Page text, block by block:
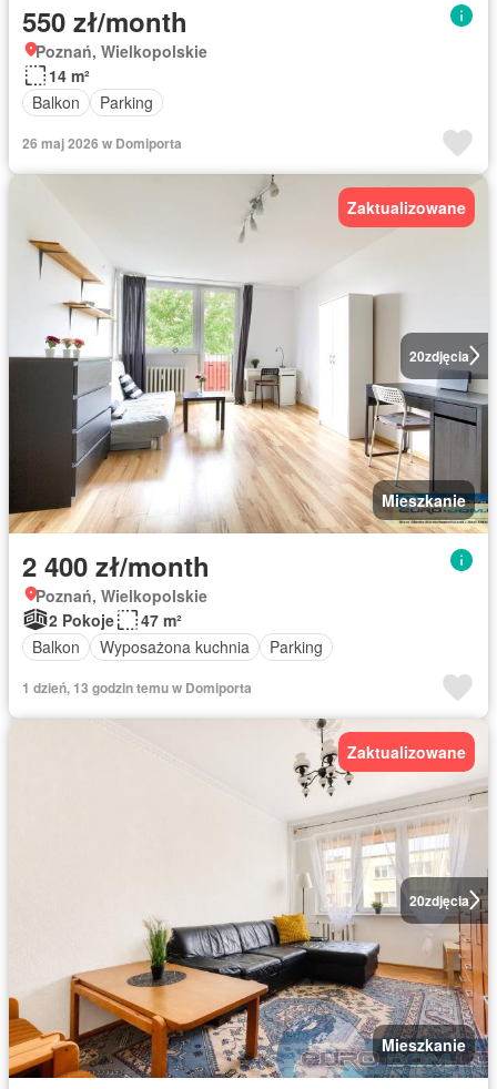
550 zł/month
Poznań, Wielkopolskie
14 m²
Balkon
Parking
26 maj 2026 w Domiporta
20zdjęcia
Zaktualizowane
Mieszkanie
2 400 zł/month
Poznań, Wielkopolskie
2 Pokoje
47 m²
Balkon
Wyposażona kuchnia Parking
1 dzień, 13 godzin temu w Domiporta
20zdjęcia
Zaktualizowane
Mieszkanie